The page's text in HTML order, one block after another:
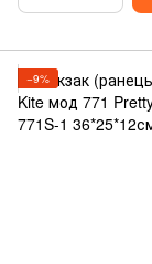
−9%